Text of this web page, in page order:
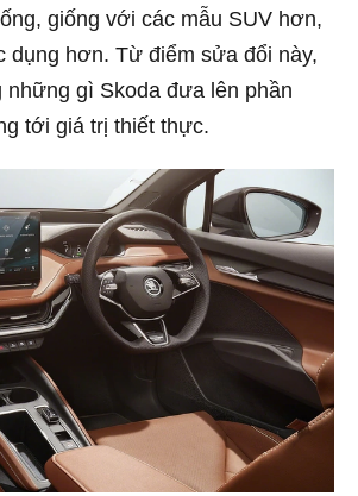
giống với các mẫu SUV hơn,
dụng hơn. Từ điểm sửa đổi này,
những gì Skoda đưa lên phần
tới giá trị thiết thực.